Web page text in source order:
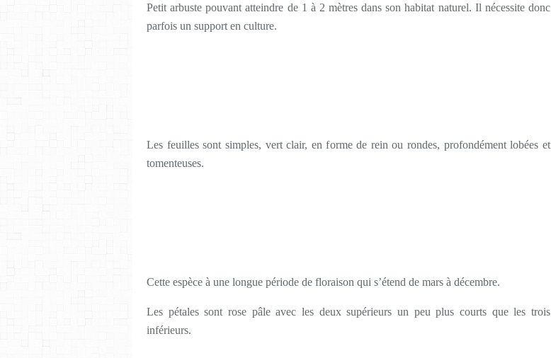
Petit arbuste pouvant atteindre de 1 à 2 mètres dans son habitat naturel. Il nécessite donc
parfois un support en culture.
Les feuilles sont simples, vert clair, en forme de rein ou rondes, profondément lobées et
tomenteuses.
Cette espèce à une longue période de floraison qui s’étend de mars à décembre.
Les pétales sont rose pâle avec les deux supérieurs un peu plus courts que les trois
inférieurs.